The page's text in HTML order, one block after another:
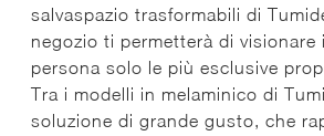
salvaspazio trasformabili di
negozio ti permetterà di visionare
persona solo le più esclusive
Tra i modelli in melaminico di
soluzione di grande gusto, che